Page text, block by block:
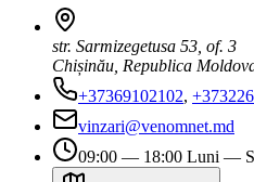
str. Sarmizegetusa 53, of. 3
Chișinău, Republica
+37369102102,
vinzari@venomnet.md
09:00 — 18:00 Luni —